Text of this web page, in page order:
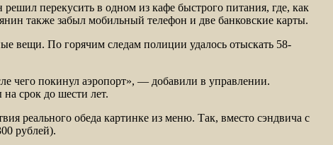
перекусить в одном из кафе быстрого питания, где, как
также забыл мобильный телефон и две банковские карты.
вещи. По горячим следам полиции удалось отыскать 58-
чего покинул аэропорт», — добавили в управлении.
срок до шести лет.
реального обеда картинке из меню. Так, вместо сэндвича с
рублей).